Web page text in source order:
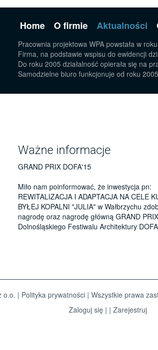
Home O firmie Aktualności
Pracownia projektowa WPA powstała w
Firma, na podstawie wspisu do ewidencji
Do roku 2005 działalność opierała się na
Samodzielne biuro funkcjonuje od roku
Ważne informacje
GRAND PRIX DOFA'15
Miło nam poinformować, że inwestycja pn:
REWITALIZACJA I ADAPTACJA NA CELE
BYŁEJ KOPALNI "JULIA" w Wałbrzychu
nagrodę oraz nagrodę główną GRAND PRIX
Dolnośląskiego Festiwalu Architektury
o.o. | Polityka prywatności| Wszystkie prawa
Zaloguj się| | Zarejestruj